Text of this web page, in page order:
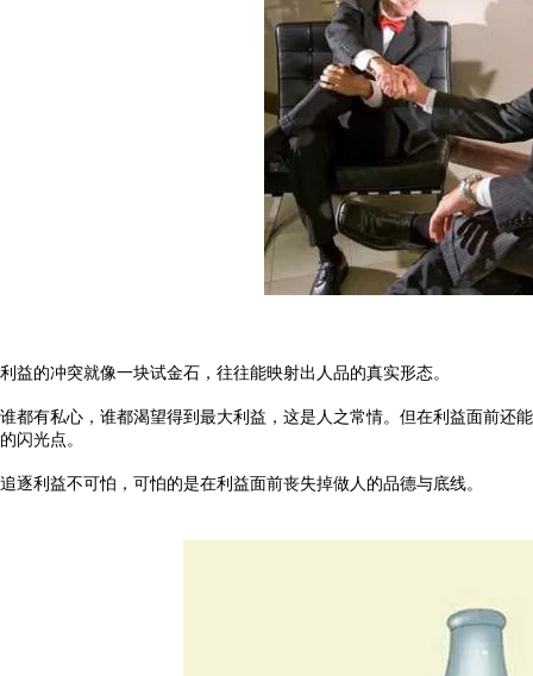
利益的冲突就像一块试金石，往往能映射出人品的真实形态。
谁都有私心，谁都渴望得到最大利益，这是人之常情。但在利益面前还
的闪光点。
追逐利益不可怕，可怕的是在利益面前丧失掉做人的品德与底线。